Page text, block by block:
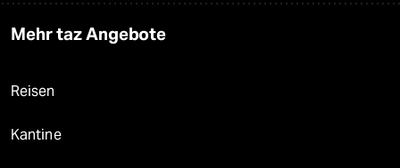
Mehr taz Angebote
Reisen
Kantine